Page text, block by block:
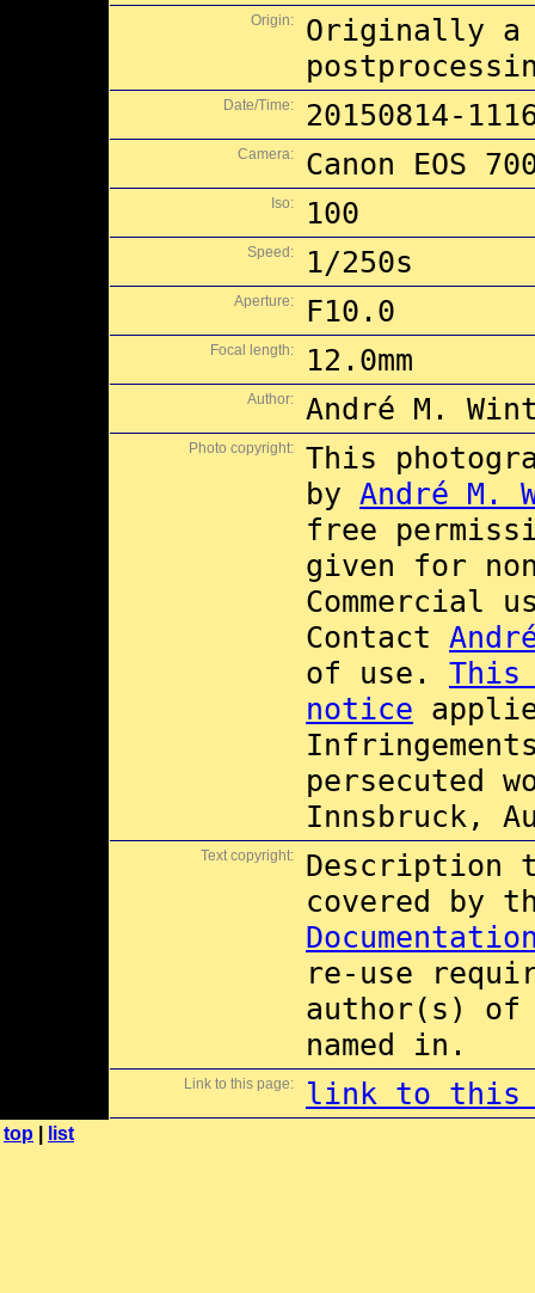
Origin:
Originally a
Date/Time: 20150814-
Camera: Canon EOS
Iso: 100
Speed: 1/250s
Aperture: F10.0
Focal length: 12.0mm
Author: André M.
Photo copyright:
This
by André M.
free
given for
Commercial
Contact
of use. This
notice
persecuted
Innsbruck,
Text copyright:
Description
covered by
re-use
author(s) of
named in.
Link to this page: link to this
top list